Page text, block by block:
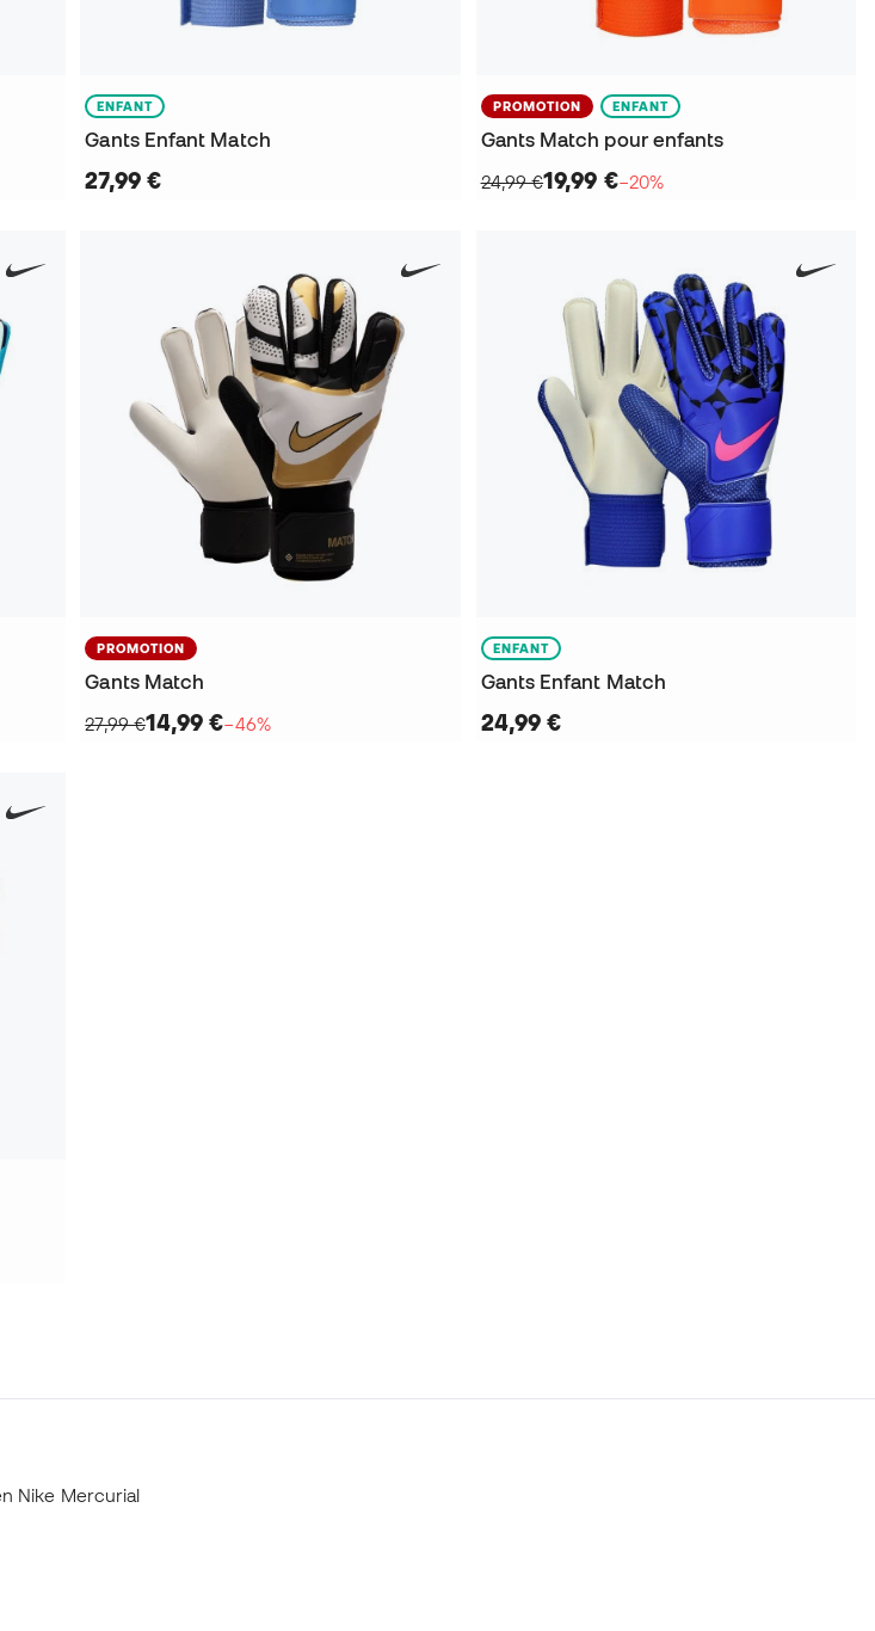
ENFANT
Gants Enfant Match
27,99 €
PROMOTION ENFANT
Gants Match pour enfants
24,99 €19,99 €−20%
PROMOTION
Gants Match
27,99 €14,99 €−46%
ENFANT
Gants Enfant Match
24,99 €
Nike Mercurial